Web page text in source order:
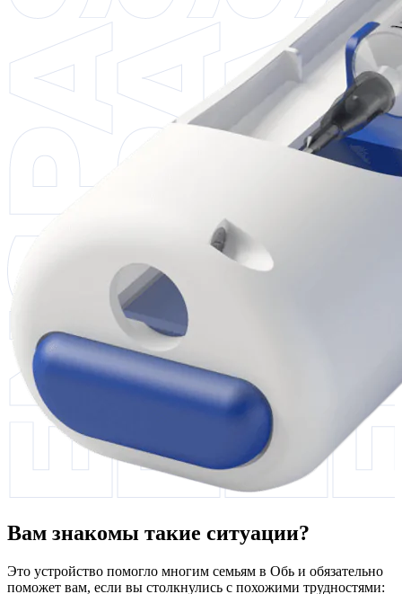
Вам знакомы такие ситуации?
Это устройство помогло многим семьям в Обь и обязательно
поможет вам, если вы столкнулись с похожими трудностями: